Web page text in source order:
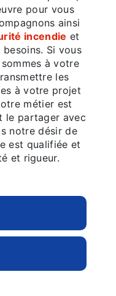
pour vous
ainsi
incendie et
besoins. Si vous
à votre
les
à votre projet
métier est
le partager avec
notre désir de
est qualifiée et
et rigueur.